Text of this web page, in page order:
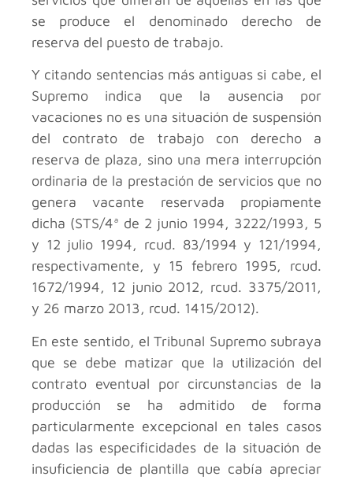
se produce el denominado derecho de
reserva del puesto de trabajo.
Y citando sentencias más antiguas si cabe, el
Supremo indica que la ausencia por
vacaciones no es una situación de suspensión
del contrato de trabajo con derecho a
reserva de plaza, sino una mera interrupción
ordinaria de la prestación de servicios que no
genera vacante reservada propiamente
dicha (STS/4ª de 2 junio 1994, 3222/1993, 5
y 12 julio 1994, rcud. 83/1994 y 121/1994,
respectivamente, y 15 febrero 1995, rcud.
1672/1994, 12 junio 2012, rcud. 3375/2011,
y 26 marzo 2013, rcud. 1415/2012).
En este sentido, el Tribunal Supremo subraya
que se debe matizar que la utilización del
contrato eventual por circunstancias de la
producción se ha admitido de forma
particularmente excepcional en tales casos
dadas las especificidades de la situación de
insuficiencia de plantilla que cabía apreciar